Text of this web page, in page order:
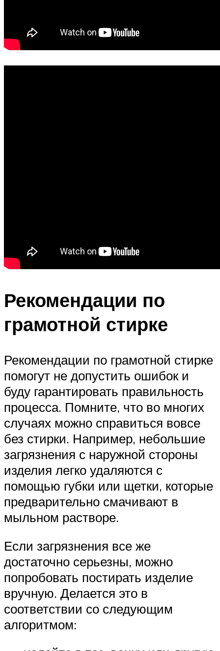
Рекомендации по
грамотной стирке
Рекомендации по грамотной стирке
помогут не допустить ошибок и
буду гарантировать правильность
процесса. Помните, что во многих
случаях можно справиться вовсе
без стирки. Например, небольшие
загрязнения с наружной стороны
изделия легко удаляются с
помощью губки или щетки, которые
предварительно смачивают в
мыльном растворе.
Если загрязнения все же
достаточно серьезны, можно
попробовать постирать изделие
вручную. Делается это в
соответствии со следующим
алгоритмом: